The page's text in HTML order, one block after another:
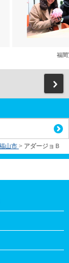
福間
山市 > アダージョＢ